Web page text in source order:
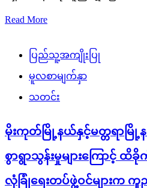
Read More
ပြည်သူ့အကျိုးပြု
မူလစာမျက်နှာ
သတင်း
မိုးကုတ်မြို့နယ်နှင့်မတ္တရာမ
စွာရွာသွန်းမှုများကြောင့် ထိခို
လုံခြုံရေးတပ်ဖွဲ့ဝင်များက